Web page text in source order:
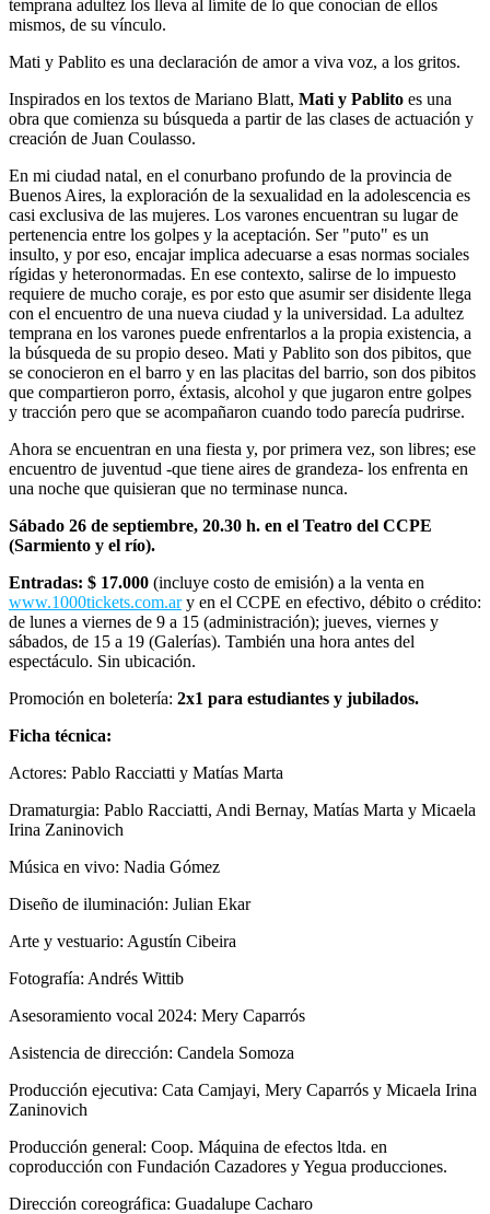
temprana adultez los lleva al límite de lo que conocían de ellos
mismos, de su vínculo.
Mati y Pablito es una declaración de amor a viva voz, a los gritos.
Inspirados en los textos de Mariano Blatt, Mati y Pablito es una
obra que comienza su búsqueda a partir de las clases de actuación y
creación de Juan Coulasso.
En mi ciudad natal, en el conurbano profundo de la provincia de
Buenos Aires, la exploración de la sexualidad en la adolescencia es
casi exclusiva de las mujeres. Los varones encuentran su lugar de
pertenencia entre los golpes y la aceptación. Ser "puto" es un
insulto, y por eso, encajar implica adecuarse a esas normas sociales
rígidas y heteronormadas. En ese contexto, salirse de lo impuesto
requiere de mucho coraje, es por esto que asumir ser disidente llega
con el encuentro de una nueva ciudad y la universidad. La adultez
temprana en los varones puede enfrentarlos a la propia existencia, a
la búsqueda de su propio deseo. Mati y Pablito son dos pibitos, que
se conocieron en el barro y en las placitas del barrio, son dos pibitos
que compartieron porro, éxtasis, alcohol y que jugaron entre golpes
y tracción pero que se acompañaron cuando todo parecía pudrirse.
Ahora se encuentran en una fiesta y, por primera vez, son libres; ese
encuentro de juventud -que tiene aires de grandeza- los enfrenta en
una noche que quisieran que no terminase nunca.
Sábado 26 de septiembre, 20.30 h. en el Teatro del CCPE
(Sarmiento y el río).
Entradas: $ 17.000 (incluye costo de emisión) a la venta en
www.1000tickets.com.ary en el CCPE en efectivo, débito o crédito:
de lunes a viernes de 9 a 15 (administración); jueves, viernes y
sábados, de 15 a 19 (Galerías). También una hora antes del
espectáculo. Sin ubicación.
Promoción en boletería: 2x1 para estudiantes y jubilados.
Ficha técnica:
Actores: Pablo Racciatti y Matías Marta
Dramaturgia: Pablo Racciatti, Andi Bernay, Matías Marta y Micaela
Irina Zaninovich
Música en vivo: Nadia Gómez
Diseño de iluminación: Julian Ekar
Arte y vestuario: Agustín Cibeira
Fotografía: Andrés Wittib
Asesoramiento vocal 2024: Mery Caparrós
Asistencia de dirección: Candela Somoza
Producción ejecutiva: Cata Camjayi, Mery Caparrós y Micaela Irina
Zaninovich
Producción general: Coop. Máquina de efectos ltda. en
coproducción con Fundación Cazadores y Yegua producciones.
Dirección coreográfica: Guadalupe Cacharo